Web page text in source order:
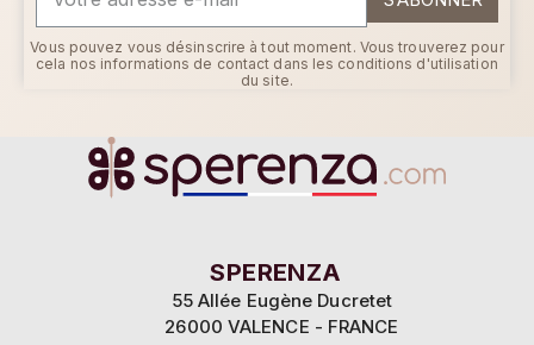
Vous pouvez vous désinscrire à tout moment. Vous trouverez pour
cela nos informations de contact dans les conditions d'utilisation
du site.
SPERENZA
55 Allée Eugène Ducretet
26000 VALENCE - FRANCE